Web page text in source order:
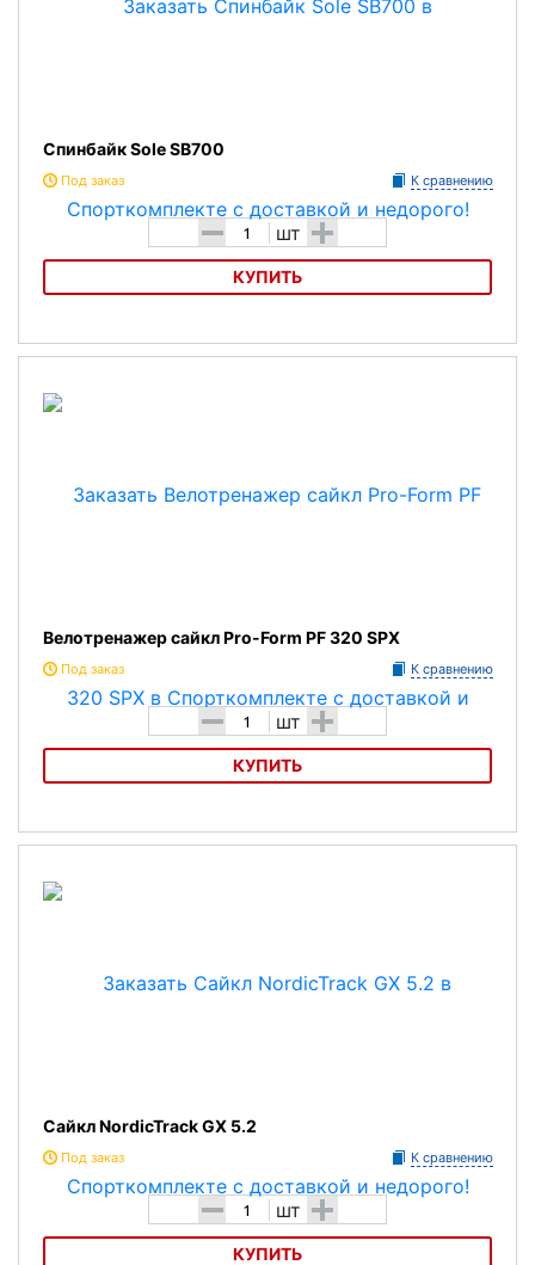
Спинбайк Sole SB700
Под заказ К сравнению
- шт +
КУПИТЬ
Спинбайк Sole SB700
Велотренажер сайкл Pro-Form PF 320 SPX
Под заказ К сравнению
- шт +
КУПИТЬ
Велотренажер сайкл Pro-Form PF 320 SPX
Сайкл NordicTrack GX 5.2
Под заказ К сравнению
- шт +
КУПИТЬ